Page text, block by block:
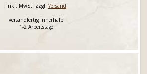
inkl. MwSt. zzgl. Versand
versandfertig innerhalb
1-2 Arbeitstage